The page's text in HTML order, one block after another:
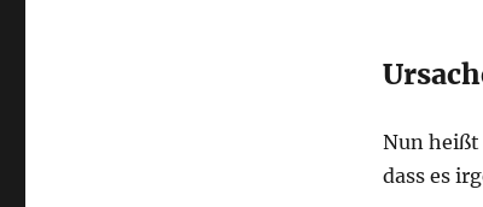
Nun heißt
dass es